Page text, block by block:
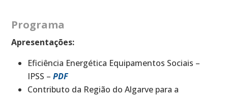
Programa
Apresentações:
Eficiência Energética Equipamentos Sociais –
IPSS –PDF
Contributo da Região do Algarve para a